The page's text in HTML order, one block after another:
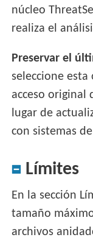
núcleo
realiza el
Preservar el
seleccione
acceso original
lugar de
con sistemas
Límites
En la sección
tamaño
archivos